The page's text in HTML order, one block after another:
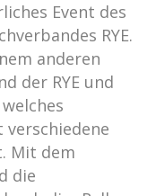
Event des
RYE.
anderen
der RYE und
Mit dem
die